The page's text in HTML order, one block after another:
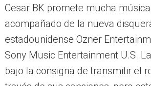
estadounidense Ozner
Sony Music Entertainment U.S.
bajo la consigna de transmitir el
través de sus canciones, pero
incursionando en el género urbano.